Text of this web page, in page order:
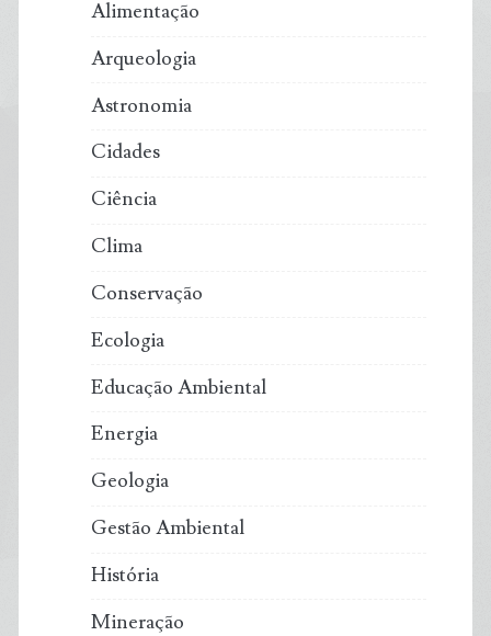
de
eucalipto
Alimentação
Arqueologia
Astronomia
Cidades
Ciência
Clima
Conservação
Ecologia
Educação Ambiental
Energia
Geologia
Gestão Ambiental
História
Mineração